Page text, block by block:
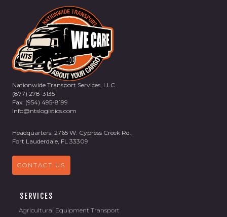
Nationwide Transport Services, LLC
(877) 278-3135
Fax: (954) 495-8199
Info@ntslogistics.com
Headquarters: 2765 W. Cypress Creek Rd.,
Fort Lauderdale, FL 33309
CONTACT US
SERVICES
Agricultural Equipment Transport